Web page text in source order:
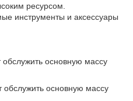
ресурсом.
инструменты и аксессуары
обслужить основную массу